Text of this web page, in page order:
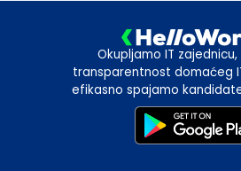
Okupljamo IT
transparentnost domaćeg
efikasno spajamo